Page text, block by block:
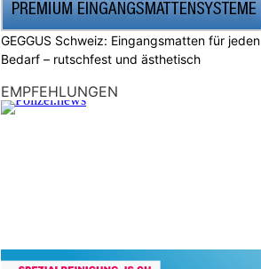
GEGGUS Schweiz: Eingangsmatten für jeden
Bedarf – rutschfest und ästhetisch
EMPFEHLUNGEN